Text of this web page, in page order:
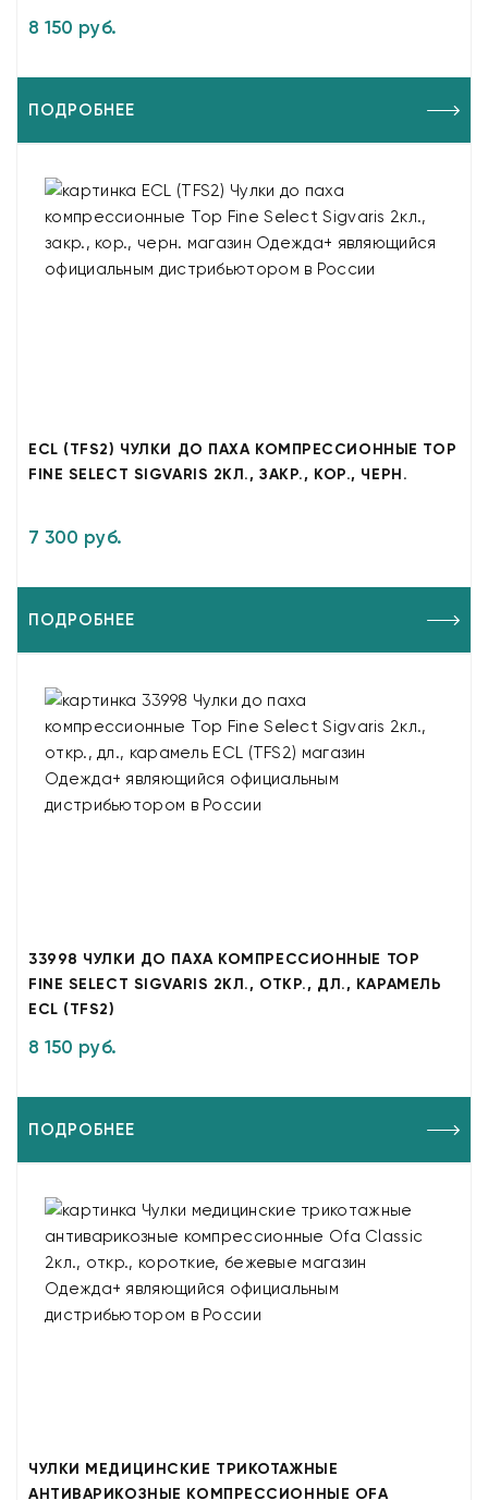
8 150 руб.
ПОДРОБНЕЕ
ECL (TFS2) ЧУЛКИ ДО ПАХА КОМПРЕССИОННЫЕ TOP
FINE SELECT SIGVARIS 2КЛ., ЗАКР., КОР., ЧЕРН.
7 300 руб.
ПОДРОБНЕЕ
33998 ЧУЛКИ ДО ПАХА КОМПРЕССИОННЫЕ TOP
FINE SELECT SIGVARIS 2КЛ., ОТКР., ДЛ., КАРАМЕЛЬ
ECL (TFS2)
8 150 руб.
ПОДРОБНЕЕ
ЧУЛКИ МЕДИЦИНСКИЕ ТРИКОТАЖНЫЕ
АНТИВАРИКОЗНЫЕ КОМПРЕССИОННЫЕ OFA